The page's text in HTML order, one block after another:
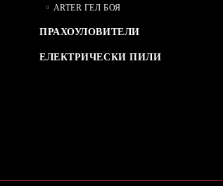
ARTER ГЕЛ БОЯ
ПРАХОУЛОВИТЕЛИ
ЕЛЕКТРИЧЕСКИ ПИЛИ